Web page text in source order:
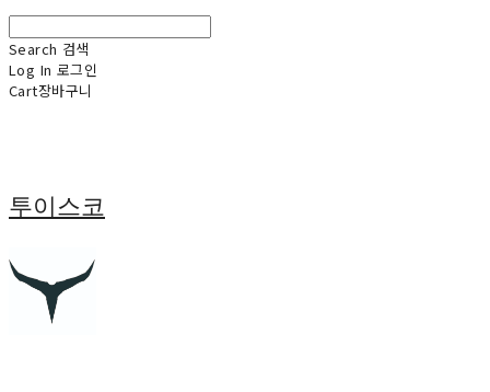
Search 검색
Log In 로그인
Cart장바구니
투이스코